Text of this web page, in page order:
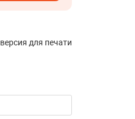
версия для печати